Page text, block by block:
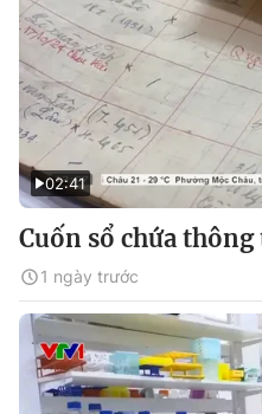
02:41
Cuốn sổ chứa
1 ngày trước